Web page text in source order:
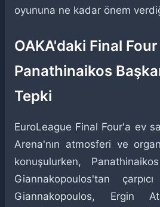
oyununa ne kadar önem
OAKA'daki Final
Panathinaikos
Tepki
EuroLeague Final Four'a ev
Arena'nın atmosferi ve
konuşulurken,
Giannakopoulos'tan
Giannakopoulos, Ergin